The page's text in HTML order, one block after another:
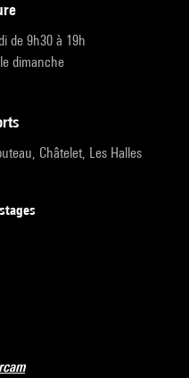
de 9h30 à 19h
dimanche
Châtelet, Les Halles